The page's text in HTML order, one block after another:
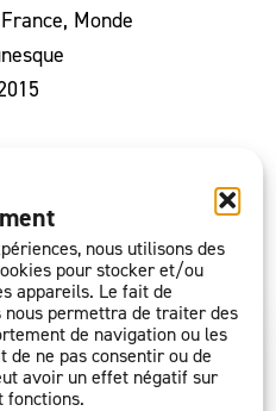
nous utilisons des
pour stocker et/ou
appareils. Le fait de
nous permettra de traiter des
de navigation ou les
de ne pas consentir ou de
avoir un effet négatif sur
fonctions.
France, Monde
fr/